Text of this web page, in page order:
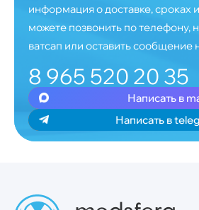
информация о доставке, сроках
можете позвонить по телефону,
ватсап или оставить сообщение
8 965 520 20 35
Написать в
Написать в